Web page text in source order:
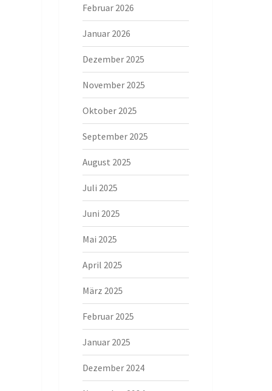
Februar 2026
Januar 2026
Dezember 2025
November 2025
Oktober 2025
September 2025
August 2025
Juli 2025
Juni 2025
Mai 2025
April 2025
März 2025
Februar 2025
Januar 2025
Dezember 2024